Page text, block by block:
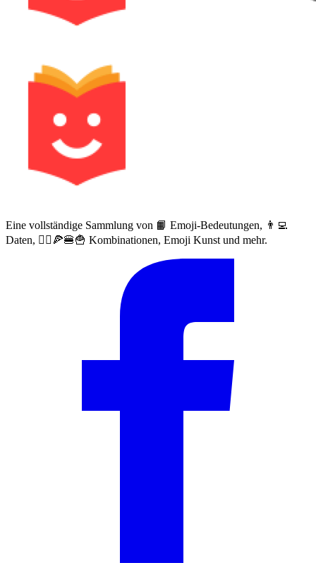
Eine vollständige Sammlung von 📙 Emoji-Bedeutungen, 👨‍💻
Daten, 🙅‍♀️🍕🍔🍟 Kombinationen, Emoji Kunst und mehr.